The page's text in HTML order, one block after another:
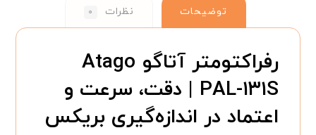
توضیحات نظرات ۰
رفراکتومتر آتاگو Atago
PAL-۱۳۱S | دقت، سرعت و
اعتماد در اندازه‌گیری بریکس